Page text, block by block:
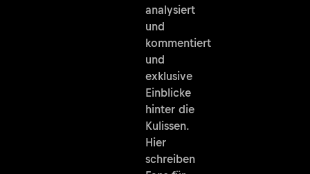
analysiert
und
kommentiert
und
exklusive
Einblicke
hinter die
Kulissen.
Hier
schreiben